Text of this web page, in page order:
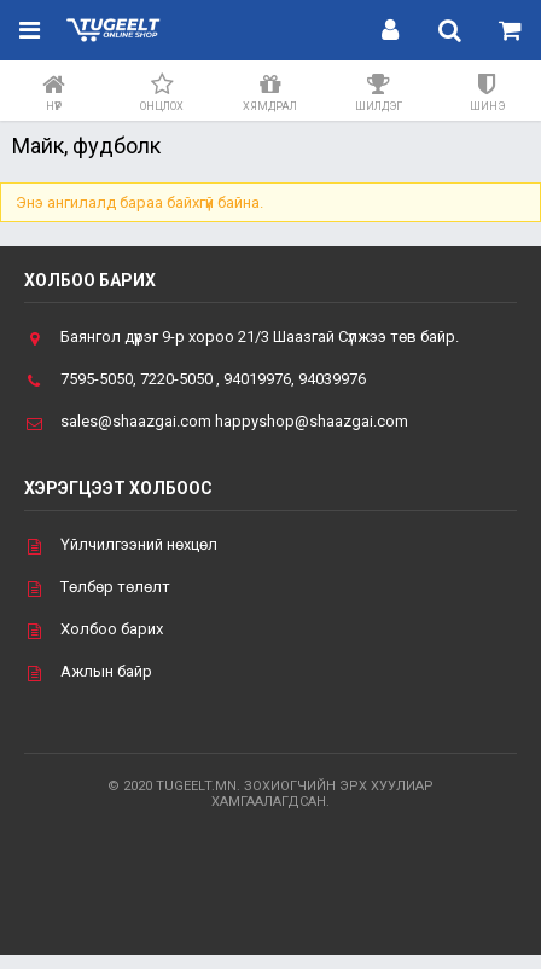
НҮҮР ОНЦЛОХ ХЯМДРАЛ ШИЛДЭГ ШИНЭ
Майк, фудболк
Энэ ангилалд бараа байхгүй байна.
ХОЛБОО БАРИХ
Баянгол дүүрэг 9-р хороо 21/3 Шаазгай Сүлжээ төв байр.
7595-5050, 7220-5050 , 94019976, 94039976
sales@shaazgai.com happyshop@shaazgai.com
ХЭРЭГЦЭЭТ ХОЛБООС
Үйлчилгээний нөхцөл
Төлбөр төлөлт
Холбоо барих
Ажлын байр
© 2020 TUGEELT.MN. ЗОХИОГЧИЙН ЭРХ ХУУЛИАР
ХАМГААЛАГДСАН.